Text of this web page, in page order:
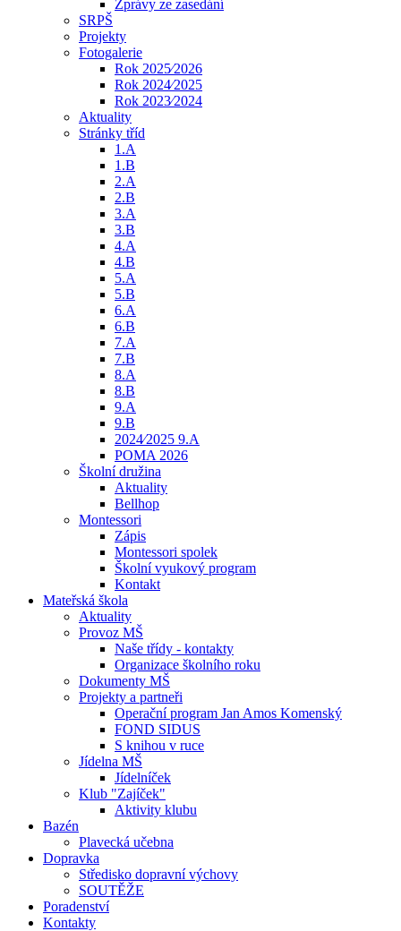
Zprávy ze zasedání
SRPŠ
Projekty
Fotogalerie
Rok 2025⁄2026
Rok 2024⁄2025
Rok 2023⁄2024
Aktuality
Stránky tříd
1.A
1.B
2.A
2.B
3.A
3.B
4.A
4.B
5.A
5.B
6.A
6.B
7.A
7.B
8.A
8.B
9.A
9.B
2024⁄2025 9.A
POMA 2026
Školní družina
Aktuality
Bellhop
Montessori
Zápis
Montessori spolek
Školní vyukový program
Kontakt
Mateřská škola
Aktuality
Provoz MŠ
Naše třídy - kontakty
Organizace školního roku
Dokumenty MŠ
Projekty a partneři
Operační program Jan Amos Komenský
FOND SIDUS
S knihou v ruce
Jídelna MŠ
Jídelníček
Klub "Zajíček"
Aktivity klubu
Bazén
Plavecká učebna
Dopravka
Středisko dopravní výchovy
SOUTĚŽE
Poradenství
Kontakty